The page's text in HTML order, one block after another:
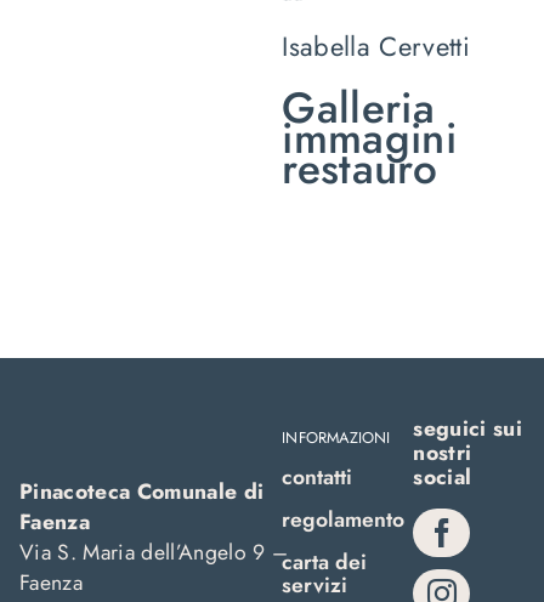
Isabella Cervetti
Galleria
immagini
restauro
Pinacoteca Comunale di
Faenza
Via S. Maria dell’Angelo 9 –
Faenza
INFORMAZIONI
contatti
regolamento
carta dei
servizi
seguici sui
nostri
social